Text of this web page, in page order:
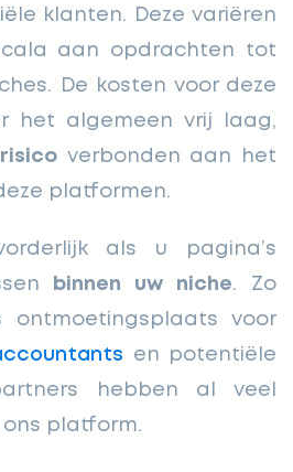
klanten. Deze variëren
aan opdrachten tot
De kosten voor deze
het algemeen vrij laag,
verbonden aan het
platformen.
als u pagina’s
binnen uw niche. Zo
ontmoetingsplaats voor
en potentiële
hebben al veel
platform.